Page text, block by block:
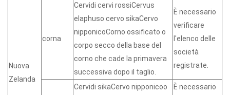
Nuova
Zelanda
corna
Cervidi cervi rossiCervus
elaphuso cervo sikaCervo
nipponicoCorno ossificato o
corpo secco della base del
corno che cade la primavera
successiva dopo il taglio.
È necessario
verificare
l'elenco delle
società
registrate.
Cervidi sikaCervo nipponicoo
È necessario